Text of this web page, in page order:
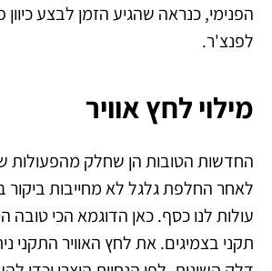
הפנימי, כנראה שהגיע הזמן לבצע
לפנצ'ר.
מילוי לחץ אוויר
החדשות הטובות הן שחלק מהפעולות
לאחר החלפת גלגל לא מחייבות ביקור
עולות לנו כסף. כאן הדוגמא הכי טובה
תקני בצמיגים. את לחץ האוויר התקני